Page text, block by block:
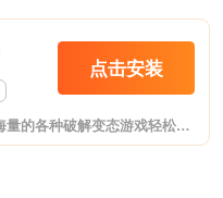
点击安装
红果游戏app拥有海量的各种破解变态游戏轻松下载畅玩!游戏品类齐全变态网游、网游、GM、H5、折扣;游戏福利上线送满V，无限元宝!红果游戏app自助返利最高可达500%。